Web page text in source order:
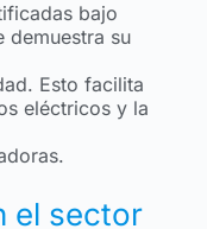
bajo
demuestra su
Esto facilita
eléctricos y la
el sector